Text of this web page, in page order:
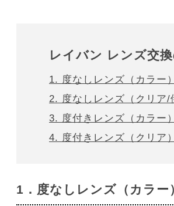
レイバン レンズ交
1. 度なしレンズ（カラー）
2. 度なしレンズ（クリア/
3. 度付きレンズ（カラー）
4. 度付きレンズ（クリア）
1．度なしレンズ（カラー